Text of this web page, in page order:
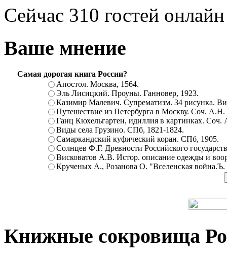
Сейчас 310 гостей онлайн
Ваше мнение
Самая дорогая книга России?
Апостол. Москва, 1564.
Эль Лисицкий. Проуны. Ганновер, 1923.
Казимир Малевич. Супрематизм. 34 рисунка.
Путешествие из Петербурга в Москву. Соч.
Ганц Кюхельгартен, идиллия в картинках.
Виды села Грузино. СПб, 1821-1824.
Самаркандский куфический коран. СПб, 1905.
Солнцев Ф.Г. Древности Российского
Висковатов А.В. Истор. описание одежды и
Крученых А., Розанова О. "Вселенская
Книжные сокровища